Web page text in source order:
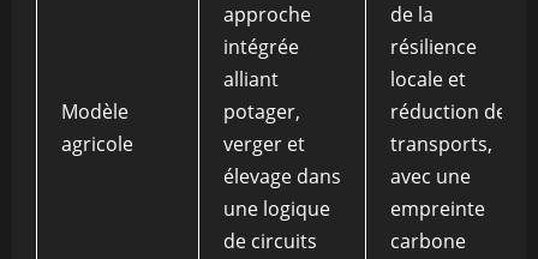
Modèle
agricole
approche
intégrée
alliant
potager,
verger et
élevage dans
une logique
de circuits
de la
résilience
locale et
réduction des
transports,
avec une
empreinte
carbone